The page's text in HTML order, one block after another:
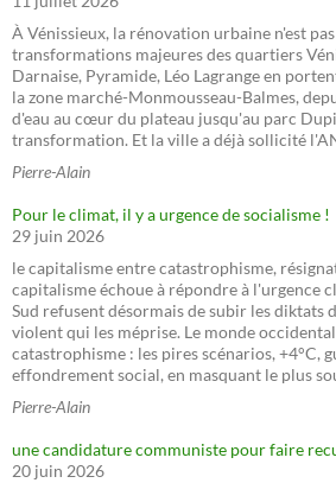
À Vénissieux, la rénovation urbaine n'est
transformations majeures des quartiers
Darnaise, Pyramide, Léo Lagrange en
la zone marché-Monmousseau-Balmes,
d'eau au cœur du plateau jusqu'au parc
transformation. Et la ville a déjà sollicité
Pierre-Alain
Pour le climat, il y a urgence de socialisme !
29 juin 2026
le capitalisme entre catastrophisme,
capitalisme échoue à répondre à l'urgence
Sud refusent désormais de subir les diktats
violent qui les méprise. Le monde
catastrophisme : les pires scénarios, +4°C,
effondrement social, en masquant le plus
Pierre-Alain
une candidature communiste pour faire
20 juin 2026